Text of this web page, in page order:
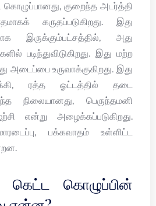
கொழுப்பானது, குறைந்த அடர்த்தி
கருதப்படுகிறது. இது
இருக்கும்பட்சத்தில், அது
படிந்துவிடுகிறது. இது மற்ற
அடைப்பை உருவாக்குகிறது. இது
ரத்த ஓட்டத்தில் தடை
நிலையானது, பெருந்தமனி
என்று அழைக்கப்படுகிறது.
பக்கவாதம் உள்ளிட்ட
கெட்ட கொழுப்பின்